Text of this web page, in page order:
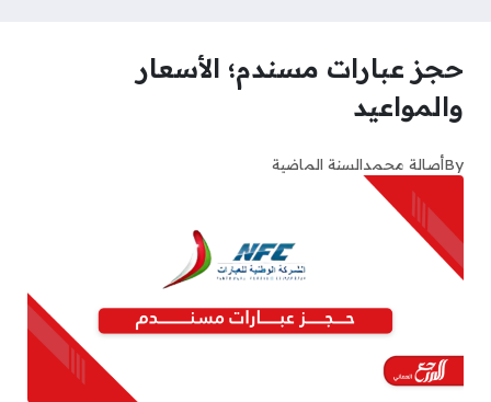
حجز عبارات مسندم؛ الأسعار
والمواعيد
Byأصالة محمدالسنة الماضية